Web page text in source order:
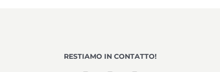
RESTIAMO IN CONTATTO!